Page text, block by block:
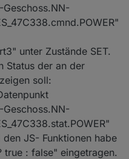
unter Zustände SET.
Status der an der
soll:
JS- Funktionen habe
: false" eingetragen.